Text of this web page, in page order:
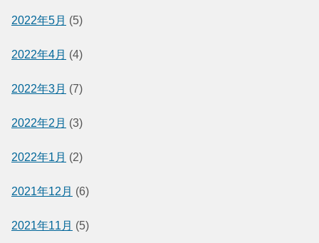
2022年5月 (5)
2022年4月 (4)
2022年3月 (7)
2022年2月 (3)
2022年1月 (2)
2021年12月 (6)
2021年11月 (5)